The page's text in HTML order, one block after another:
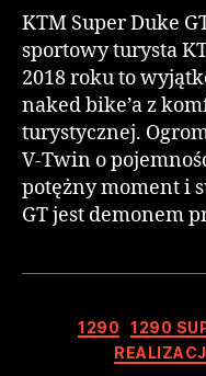
KTM Super Duke
sportowy turysta
2018 roku to
naked bike’a z
turystycznej.
V-Twin o
potężny moment i
GT jest demonem
1290 1290